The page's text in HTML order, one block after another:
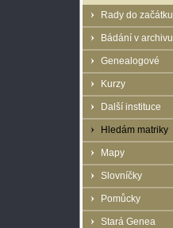
Rady do začátku
Bádání v archivu
Genealogové
Kurzy
Další instituce
Hledám matriky
Mapy
Slovníčky
Pomůcky
Stará Genea